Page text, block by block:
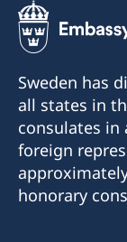
Sweden has
all states in
consulates in
foreign
honorary